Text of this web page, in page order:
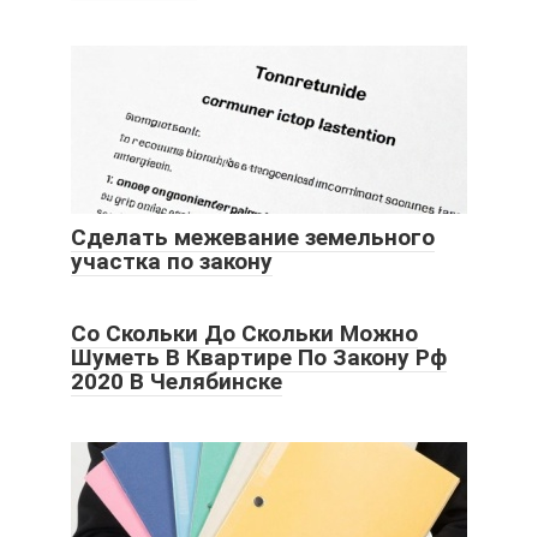
Сделать межевание земельного
участка по закону
Со Скольки До Скольки Можно
Шуметь В Квартире По Закону Рф
2020 В Челябинске